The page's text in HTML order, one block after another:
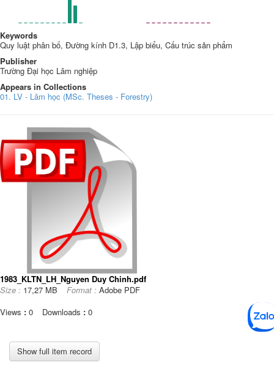
Keywords
Quy luật phân bố, Đường kính D1.3, Lập biểu, Cấu trúc sản phẩm
Publisher
Trường Đại học Lâm nghiệp
Appears in Collections
01. LV - Lâm học (MSc. Theses - Forestry)
1983_KLTN_LH_Nguyen Duy Chinh.pdf
Size : 17,27 MB Format : Adobe PDF
Views : 0 Downloads : 0
Show full item record